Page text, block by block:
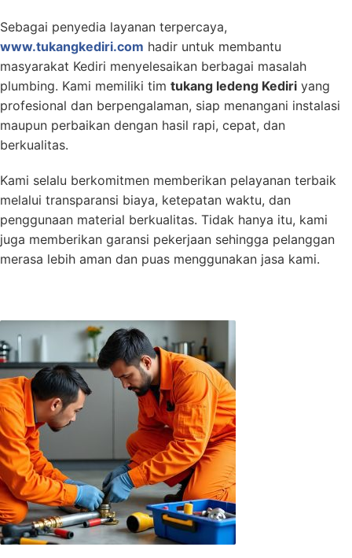
Sebagai penyedia layanan terpercaya,
www.tukangkediri.com hadir untuk membantu
masyarakat Kediri menyelesaikan berbagai masalah
plumbing. Kami memiliki tim tukang ledeng Kediri yang
profesional dan berpengalaman, siap menangani instalasi
maupun perbaikan dengan hasil rapi, cepat, dan
berkualitas.
Kami selalu berkomitmen memberikan pelayanan terbaik
melalui transparansi biaya, ketepatan waktu, dan
penggunaan material berkualitas. Tidak hanya itu, kami
juga memberikan garansi pekerjaan sehingga pelanggan
merasa lebih aman dan puas menggunakan jasa kami.